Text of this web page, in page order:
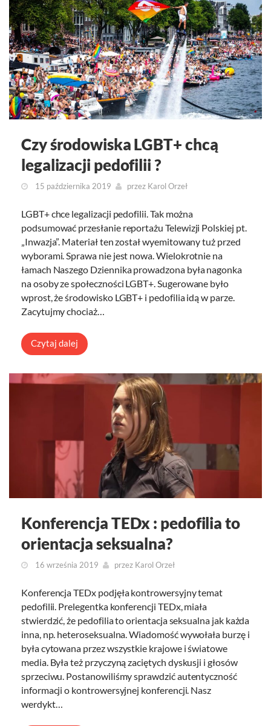
Czy środowiska LGBT+ chcą
legalizacji pedofilii ?
15 października 2019 przez Karol Orzeł
LGBT+ chce legalizacji pedofilii. Tak można
podsumować przesłanie reportażu Telewizji Polskiej pt.
„Inwazja”. Materiał ten został wyemitowany tuż przed
wyborami. Sprawa nie jest nowa. Wielokrotnie na
łamach Naszego Dziennika prowadzona była nagonka
na osoby ze społeczności LGBT+. Sugerowane było
wprost, że środowisko LGBT+ i pedofilia idą w parze.
Zacytujmy chociaż…
Czytaj dalej
Konferencja TEDx : pedofilia to
orientacja seksualna?
16 września 2019 przez Karol Orzeł
Konferencja TEDx podjęła kontrowersyjny temat
pedofilii. Prelegentka konferencji TEDx, miała
stwierdzić, że pedofilia to orientacja seksualna jak każda
inna, np. heteroseksualna. Wiadomość wywołała burzę i
była cytowana przez wszystkie krajowe i światowe
media. Była też przyczyną zaciętych dyskusji i głosów
sprzeciwu. Postanowiliśmy sprawdzić autentyczność
informacji o kontrowersyjnej konferencji. Nasz
werdykt…